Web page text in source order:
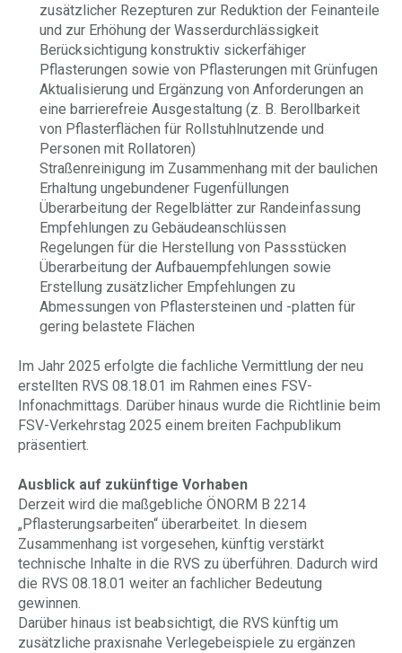
zusätzlicher Rezepturen zur Reduktion der Feinanteile
und zur Erhöhung der Wasserdurchlässigkeit
Berücksichtigung konstruktiv sickerfähiger
Pflasterungen sowie von Pflasterungen mit Grünfugen
Aktualisierung und Ergänzung von Anforderungen an
eine barrierefreie Ausgestaltung (z. B. Berollbarkeit
von Pflasterflächen für Rollstuhlnutzende und
Personen mit Rollatoren)
Straßenreinigung im Zusammenhang mit der baulichen
Erhaltung ungebundener Fugenfüllungen
Überarbeitung der Regelblätter zur Randeinfassung
Empfehlungen zu Gebäudeanschlüssen
Regelungen für die Herstellung von Passstücken
Überarbeitung der Aufbauempfehlungen sowie
Erstellung zusätzlicher Empfehlungen zu
Abmessungen von Pflastersteinen und -platten für
gering belastete Flächen
Im Jahr 2025 erfolgte die fachliche Vermittlung der neu
erstellten RVS 08.18.01 im Rahmen eines FSV-
Infonachmittags. Darüber hinaus wurde die Richtlinie beim
FSV-Verkehrstag 2025 einem breiten Fachpublikum
präsentiert.
Ausblick auf zukünftige Vorhaben
Derzeit wird die maßgebliche ÖNORM B 2214
„Pflasterungsarbeiten“ überarbeitet. In diesem
Zusammenhang ist vorgesehen, künftig verstärkt
technische Inhalte in die RVS zu überführen. Dadurch wird
die RVS 08.18.01 weiter an fachlicher Bedeutung
gewinnen.
Darüber hinaus ist beabsichtigt, die RVS künftig um
zusätzliche praxisnahe Verlegebeispiele zu ergänzen